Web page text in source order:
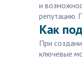
и
репутацию.
Как
При
ключевые